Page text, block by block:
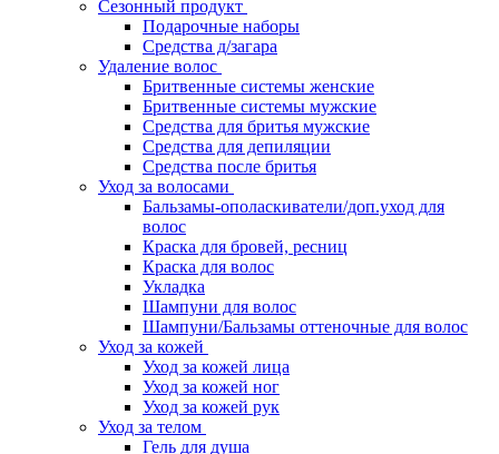
Сезонный продукт
Подарочные наборы
Средства д/загара
Удаление волос
Бритвенные системы женские
Бритвенные системы мужские
Средства для бритья мужские
Средства для депиляции
Средства после бритья
Уход за волосами
Бальзамы-ополаскиватели/доп.уход для
волос
Краска для бровей, ресниц
Краска для волос
Укладка
Шампуни для волос
Шампуни/Бальзамы оттеночные для волос
Уход за кожей
Уход за кожей лица
Уход за кожей ног
Уход за кожей рук
Уход за телом
Гель для душа